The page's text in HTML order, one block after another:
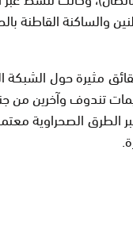
والساكنة القاطنة
مثيرة حول الشبكة
تندوف وآخرين من
الطرق الصحراوية